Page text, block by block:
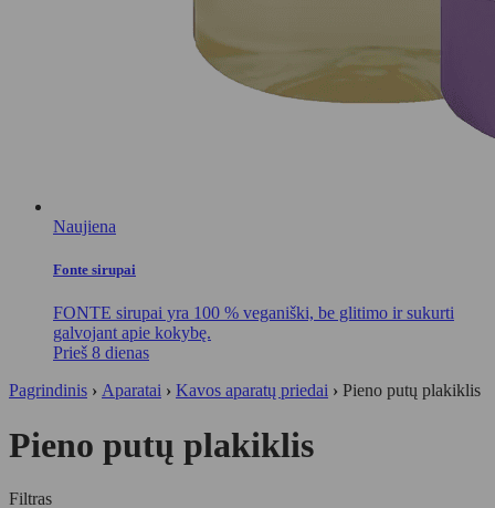
Naujiena
Fonte sirupai
FONTE sirupai yra 100 % veganiški, be glitimo ir sukurti
galvojant apie kokybę.
Prieš 8 dienas
Pagrindinis › Aparatai › Kavos aparatų priedai › Pieno putų plakiklis
Pieno putų plakiklis
Filtras